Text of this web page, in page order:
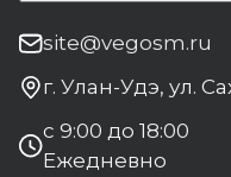
site@vegosm.ru
г. Улан-Удэ, ул.
с 9:00 до 18:00
Ежедневно